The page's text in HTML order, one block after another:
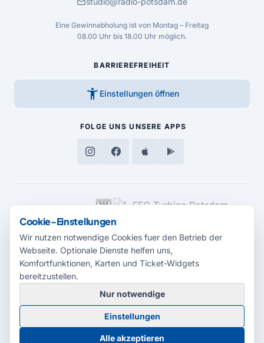
Eine Gewinnabholung ist von Montag – Freitag
08.00 Uhr bis 18.00 Uhr möglich.
BARRIEREFREIHEIT
accessibility_new Einstellungen öffnen
FOLGE UNS UNSERE APPS
MEDIENPARTNER
© 2026 Radio Potsdam. Webseite entwickelt durch dieMedienagentur
Babelsberg
BarrierefreiheitserklärungAGBDatenschutzImpressum
Cookie-Einstellungen
Wir nutzen notwendige Cookies fuer den Betrieb der
Webseite. Optionale Dienste helfen uns,
Komfortfunktionen, Karten und Ticket-Widgets
bereitzustellen.
Nur notwendige
Einstellungen
Alle akzeptieren